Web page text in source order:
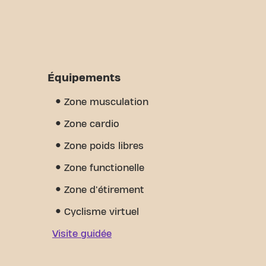
Équipements
Zone musculation
Zone cardio
Zone poids libres
Zone functionelle
Zone d'étirement
Cyclisme virtuel
Visite guidée